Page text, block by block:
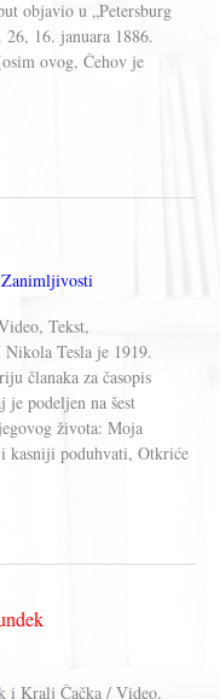
objavio u „Petersburg
26, 16. januara 1886.
ovog, Čehov je
Zanimljivosti
Tekst,
Tesla je 1919.
članaka za časopis
podeljen na šest
života: Moja
poduhvati, Otkriće
i Kralj Čačka / Video,